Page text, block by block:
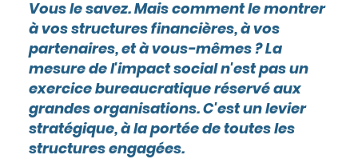
Vous le savez. Mais comment le montrer
à vos structures financières, à vos
partenaires, et à vous-mêmes ? La
mesure de l'impact social n'est pas un
exercice bureaucratique réservé aux
grandes organisations. C'est un levier
stratégique, à la portée de toutes les
structures engagées.